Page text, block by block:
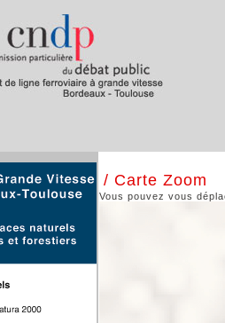
/ Carte Zoom
Vous pouvez vous